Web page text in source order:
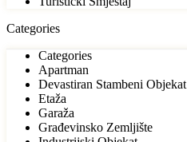
Categories
Categories
Apartman
Devastiran Stambeni Objekat
Etaža
Garaža
Građevinsko Zemljište